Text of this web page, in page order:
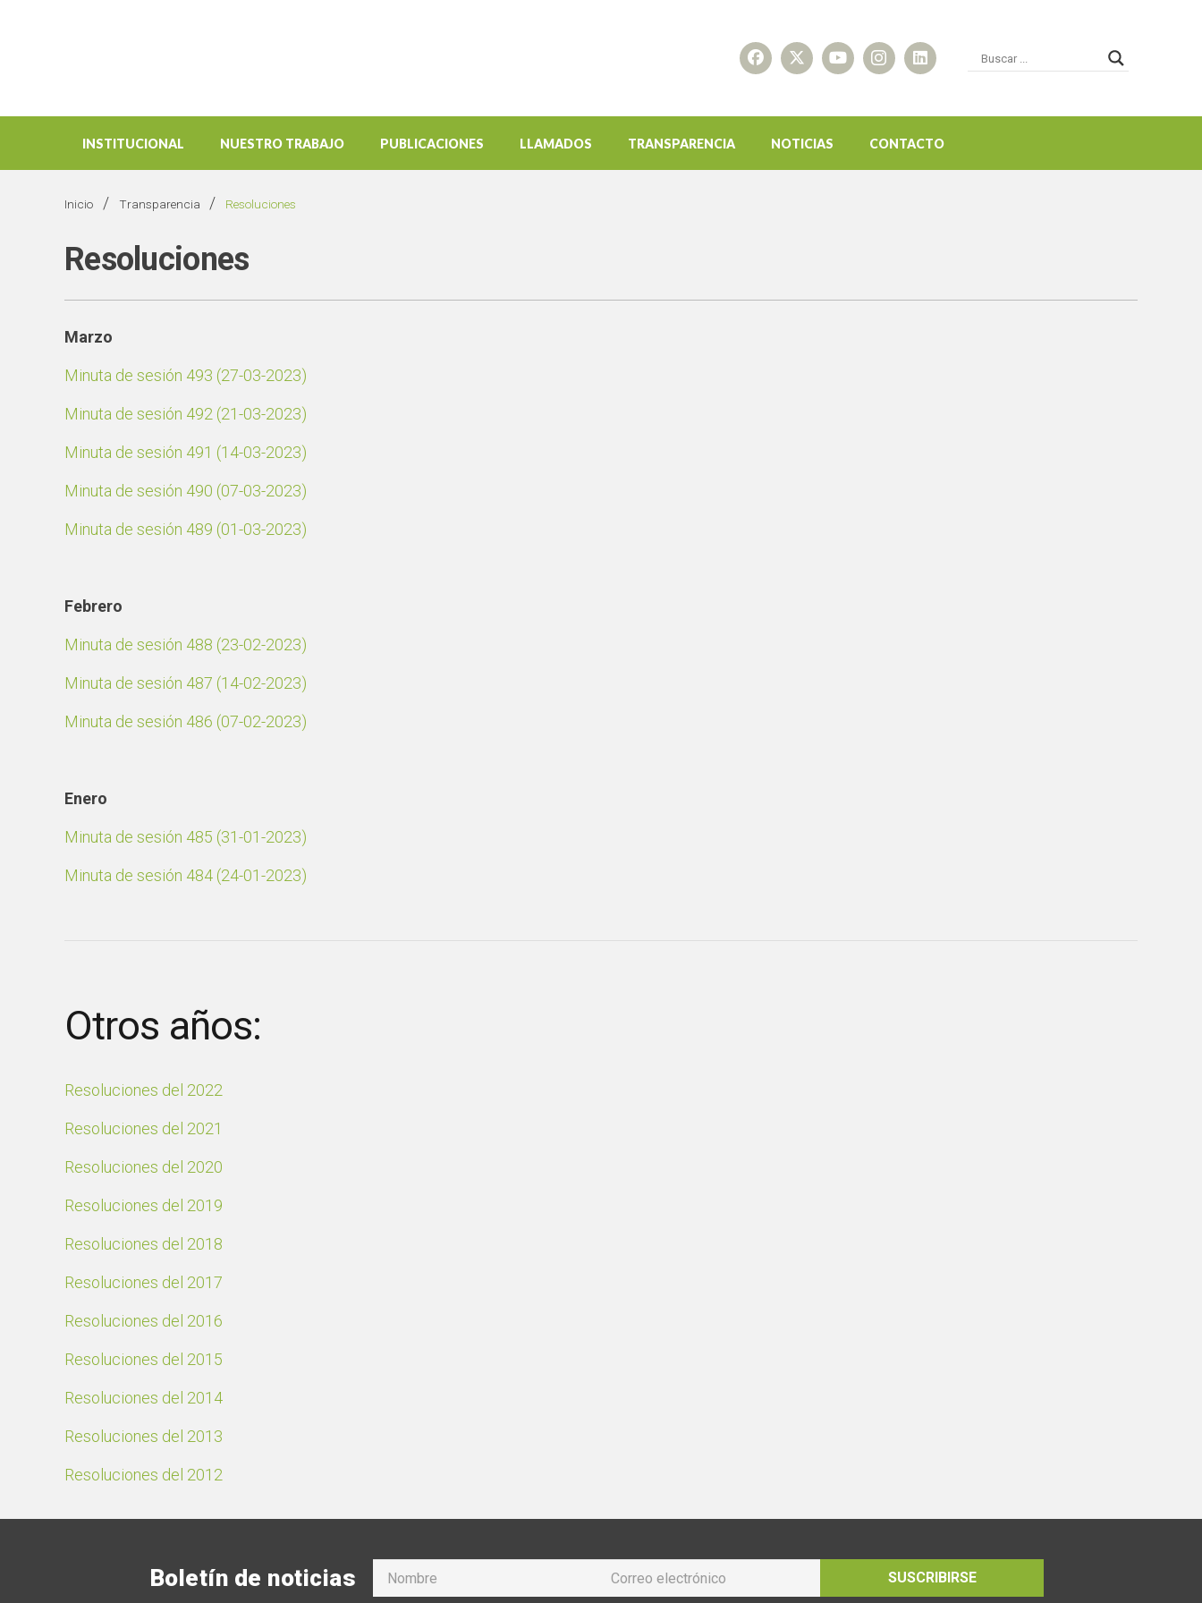
INSTITUCIONAL NUESTRO TRABAJO PUBLICACIONES LLAMADOS TRANSPARENCIA NOTICIAS CONTACTO
Inicio / Transparencia / Resoluciones
Resoluciones
Marzo
Minuta de sesión 493 (27-03-2023)
Minuta de sesión 492 (21-03-2023)
Minuta de sesión 491 (14-03-2023)
Minuta de sesión 490 (07-03-2023)
Minuta de sesión 489 (01-03-2023)
Febrero
Minuta de sesión 488 (23-02-2023)
Minuta de sesión 487 (14-02-2023)
Minuta de sesión 486 (07-02-2023)
Enero
Minuta de sesión 485 (31-01-2023)
Minuta de sesión 484 (24-01-2023)
Otros años:
Resoluciones del 2022
Resoluciones del 2021
Resoluciones del 2020
Resoluciones del 2019
Resoluciones del 2018
Resoluciones del 2017
Resoluciones del 2016
Resoluciones del 2015
Resoluciones del 2014
Resoluciones del 2013
Resoluciones del 2012
Boletín de noticias SUSCRIBIRSE